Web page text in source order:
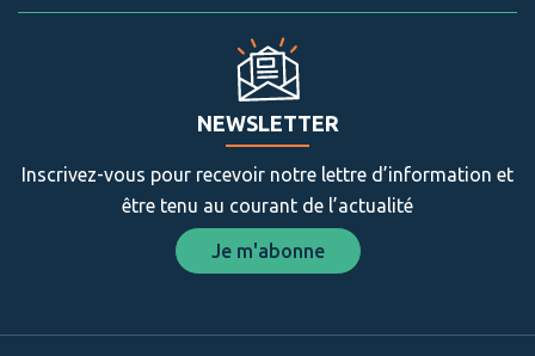
NEWSLETTER
Inscrivez-vous pour recevoir notre lettre d’information et
être tenu au courant de l’actualité
Je m'abonne